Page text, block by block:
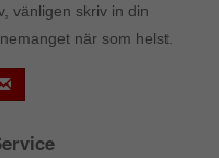
vänligen skriv in din
när som helst.